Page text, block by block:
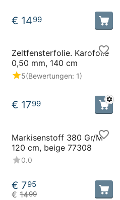
€ 1499
Zeltfensterfolie. Karofolie
0,50 mm, 140 cm
5(Bewertungen: 1)
€ 1799
Markisenstoff 380 Gr/M²
120 cm, beige 77308
0.0
€ 795
€ 1499